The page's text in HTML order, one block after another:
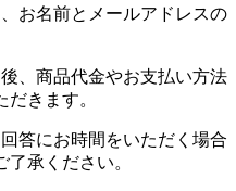
お名前とメールアドレスの
、商品代金やお支払い方法
きます。
答にお時間をいただく場合
承ください。